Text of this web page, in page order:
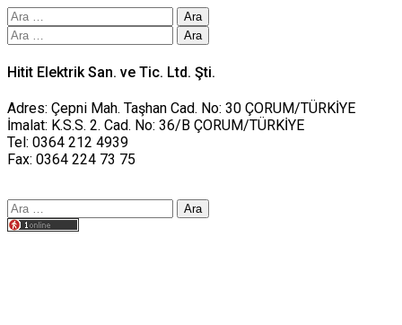
Arama:
Arama:
Hitit Elektrik San. ve Tic. Ltd. Şti.
Adres: Çepni Mah. Taşhan Cad. No: 30 ÇORUM/TÜRKİYE
İmalat: K.S.S. 2. Cad. No: 36/B ÇORUM/TÜRKİYE
Tel: 0364 212 4939
Fax: 0364 224 73 75
Arama: